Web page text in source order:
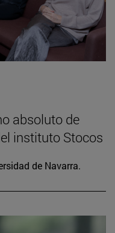
absoluto de
instituto Stocos
de Navarra.